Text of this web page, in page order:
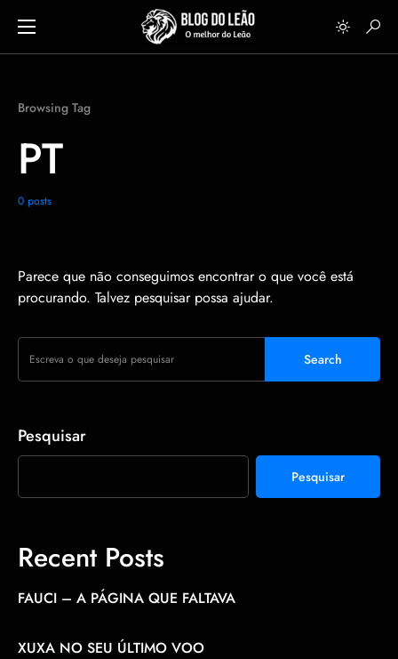
Browsing Tag
PT
0 posts
Parece que não conseguimos encontrar o que você está
procurando. Talvez pesquisar possa ajudar.
Search
Pesquisar
Pesquisar
Recent Posts
FAUCI – A PÁGINA QUE FALTAVA
XUXA NO SEU ÚLTIMO VOO